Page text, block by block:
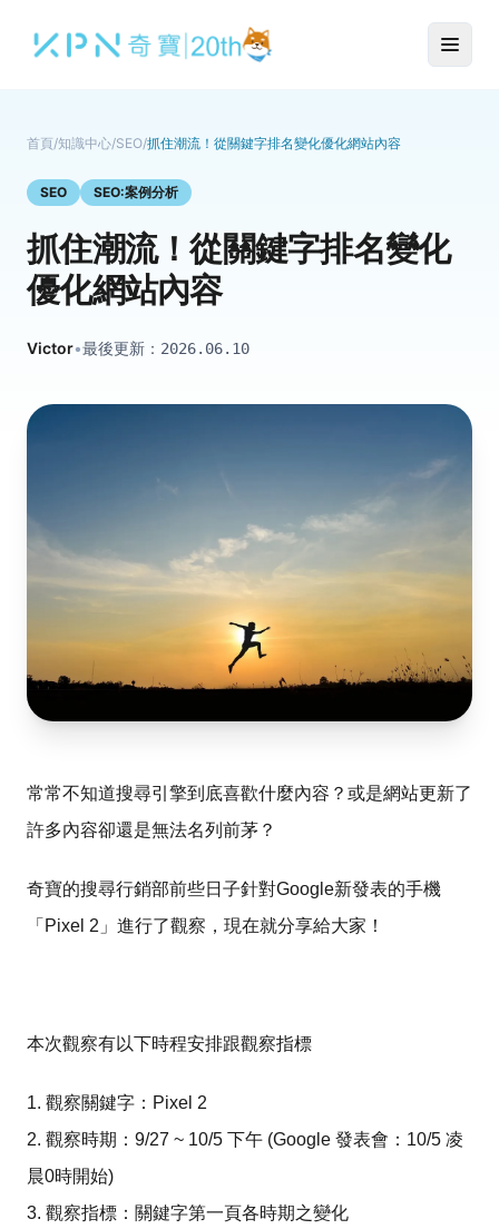
首頁/知識中心/SEO/抓住潮流！從關鍵字排名變化優化網站內容
SEO SEO:案例分析
抓住潮流！從關鍵字排名變化
優化網站內容
Victor•最後更新： 2026.06.10
常常不知道搜尋引擎到底喜歡什麼內容？或是網站更新了
許多內容卻還是無法名列前茅？
奇寶的搜尋行銷部前些日子針對Google新發表的手機
「Pixel 2」進行了觀察，現在就分享給大家！
本次觀察有以下時程安排跟觀察指標
1. 觀察關鍵字：Pixel 2
2. 觀察時期：9/27 ~ 10/5 下午 (Google 發表會：10/5 凌
晨0時開始)
3. 觀察指標：關鍵字第一頁各時期之變化